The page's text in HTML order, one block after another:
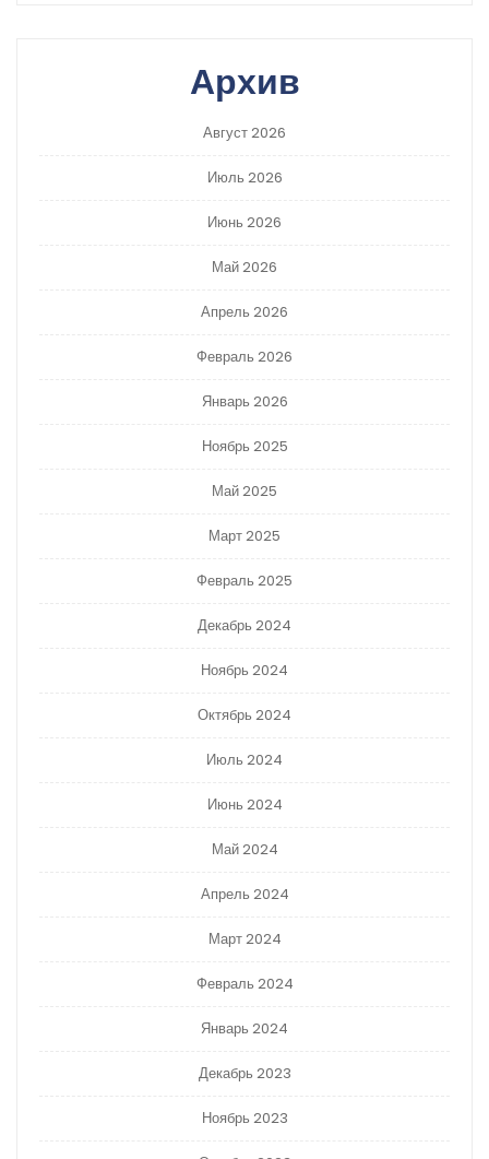
Архив
Август 2026
Июль 2026
Июнь 2026
Май 2026
Апрель 2026
Февраль 2026
Январь 2026
Ноябрь 2025
Май 2025
Март 2025
Февраль 2025
Декабрь 2024
Ноябрь 2024
Октябрь 2024
Июль 2024
Июнь 2024
Май 2024
Апрель 2024
Март 2024
Февраль 2024
Январь 2024
Декабрь 2023
Ноябрь 2023